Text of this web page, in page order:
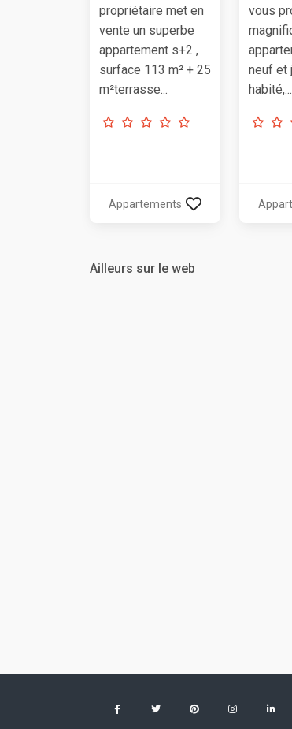
propriétaire met en
vente un superbe
appartement s+2 ,
surface 113 m² + 25
m²terrasse...
Appartements
vous
neuf et
habité,...
Ailleurs sur le web